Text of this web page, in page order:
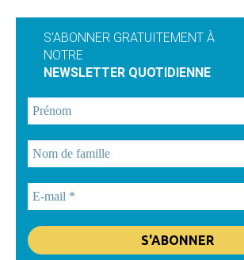
S'ABONNER GRATUITEMENT À
NOTRE
NEWSLETTER QUOTIDIENNE